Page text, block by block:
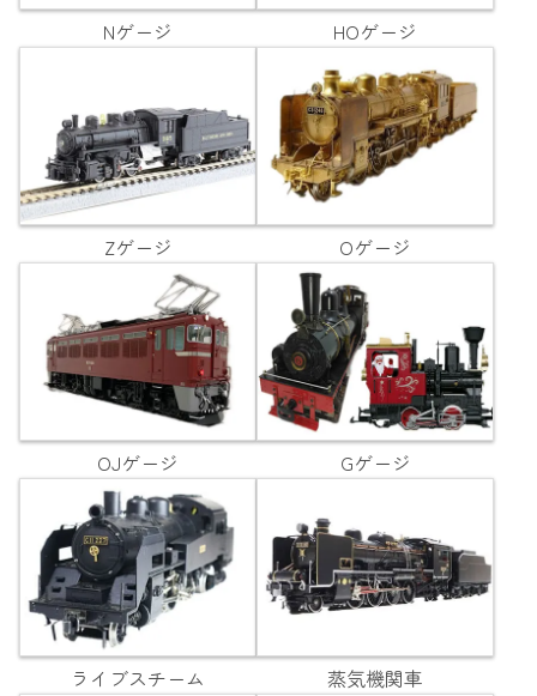
Nゲージ HOゲージ
Zゲージ Oゲージ
OJゲージ Gゲージ
ライブスチーム 蒸気機関車